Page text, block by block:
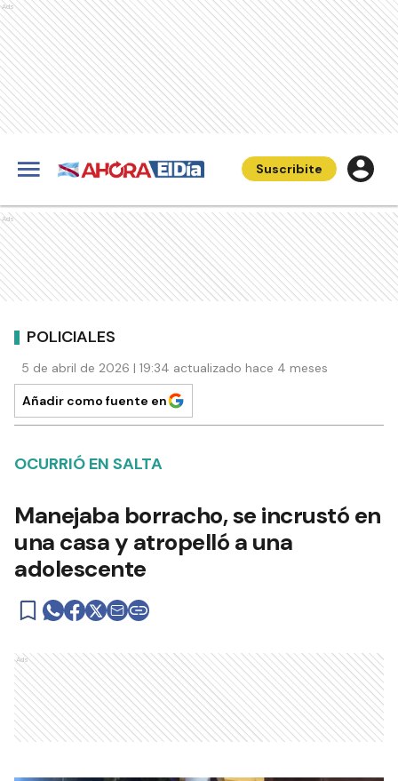
Ads
Suscribite
Ads
POLICIALES
5 de abril de 2026 | 19:34 actualizado hace 4 meses
Añadir como fuente en
OCURRIÓ EN SALTA
Manejaba borracho, se incrustó en
una casa y atropelló a una
adolescente
Ads